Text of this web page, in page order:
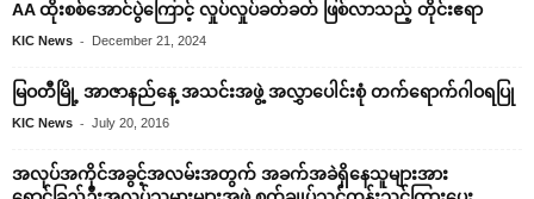
AA ထိုးစစ်အောင်ပွဲကြောင့် လှုပ်လှုပ်ခတ်ခတ် ဖြစ်လာသည့် တိုင်းဧရာ
KIC News - December 21, 2024
မြဝတီမြို့ အာဇာနည်‌နေ့ အသင်းအဖွဲ့ အလွှာ‌ပေါင်းစုံ တက်‌ရောက်ဂါဝရပြု
KIC News - July 20, 2016
အလုပ်အကိုင်အခွင့်အလမ်းအတွက် အခက်အခဲရှိနေသူများအား